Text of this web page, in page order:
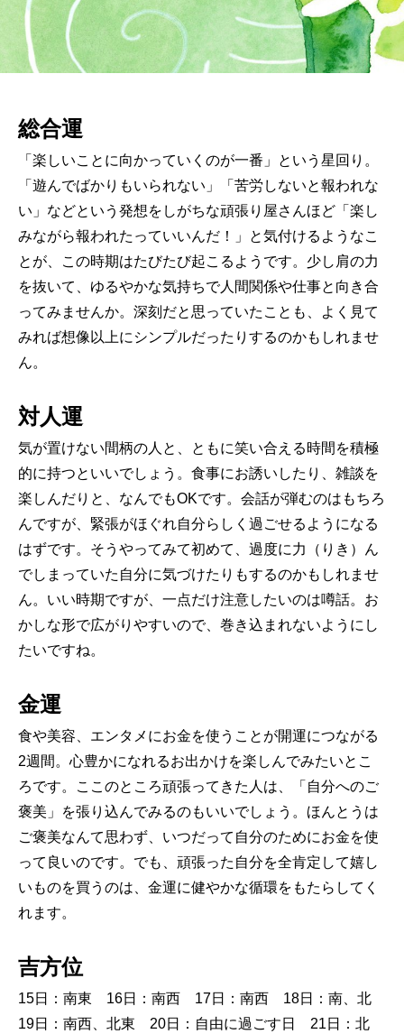
総合運
「楽しいことに向かっていくのが一番」という星回り。
「遊んでばかりもいられない」「苦労しないと報われな
い」などという発想をしがちな頑張り屋さんほど「楽し
みながら報われたっていいんだ！」と気付けるようなこ
とが、この時期はたびたび起こるようです。少し肩の力
を抜いて、ゆるやかな気持ちで人間関係や仕事と向き合
ってみませんか。深刻だと思っていたことも、よく見て
みれば想像以上にシンプルだったりするのかもしれませ
ん。
対人運
気が置けない間柄の人と、ともに笑い合える時間を積極
的に持つといいでしょう。食事にお誘いしたり、雑談を
楽しんだりと、なんでもOKです。会話が弾むのはもちろ
んですが、緊張がほぐれ自分らしく過ごせるようになる
はずです。そうやってみて初めて、過度に力（りき）ん
でしまっていた自分に気づけたりもするのかもしれませ
ん。いい時期ですが、一点だけ注意したいのは噂話。お
かしな形で広がりやすいので、巻き込まれないようにし
たいですね。
金運
食や美容、エンタメにお金を使うことが開運につながる
2週間。心豊かになれるお出かけを楽しんでみたいとこ
ろです。ここのところ頑張ってきた人は、「自分へのご
褒美」を張り込んでみるのもいいでしょう。ほんとうは
ご褒美なんて思わず、いつだって自分のためにお金を使
って良いのです。でも、頑張った自分を全肯定して嬉し
いものを買うのは、金運に健やかな循環をもたらしてく
れます。
吉方位
15日：南東 16日：南西 17日：南西 18日：南、北
19日：南西、北東 20日：自由に過ごす日 21日：北